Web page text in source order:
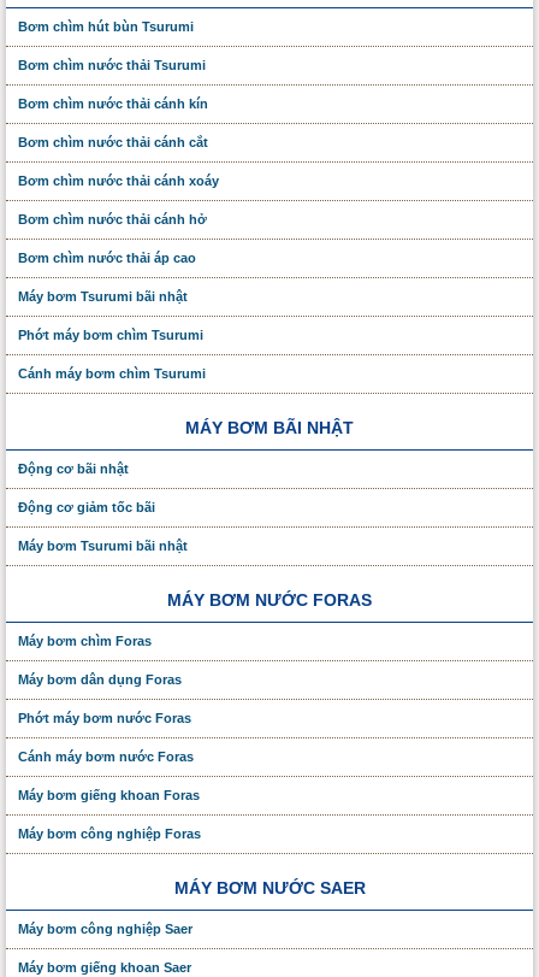
Bơm chìm hút bùn Tsurumi
Bơm chìm nước thải Tsurumi
Bơm chìm nước thải cánh kín
Bơm chìm nước thải cánh cắt
Bơm chìm nước thải cánh xoáy
Bơm chìm nước thải cánh hở
Bơm chìm nước thải áp cao
Máy bơm Tsurumi bãi nhật
Phớt máy bơm chìm Tsurumi
Cánh máy bơm chìm Tsurumi
MÁY BƠM BÃI NHẬT
Động cơ bãi nhật
Động cơ giảm tốc bãi
Máy bơm Tsurumi bãi nhật
MÁY BƠM NƯỚC FORAS
Máy bơm chìm Foras
Máy bơm dân dụng Foras
Phớt máy bơm nước Foras
Cánh máy bơm nước Foras
Máy bơm giếng khoan Foras
Máy bơm công nghiệp Foras
MÁY BƠM NƯỚC SAER
Máy bơm công nghiệp Saer
Máy bơm giếng khoan Saer